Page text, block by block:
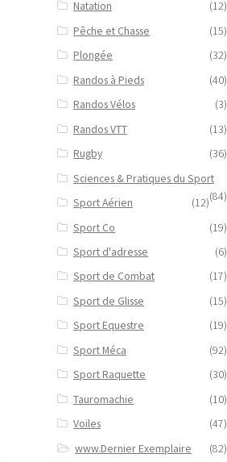
Natation
(12)
Pêche et Chasse
(15)
Plongée
(32)
Randos à Pieds
(40)
Randos Vélos
(3)
Randos VTT
(13)
Rugby
(36)
Sciences & Pratiques du Sport
(84)
Sport Aérien
(12)
Sport Co
(19)
Sport d'adresse
(6)
Sport de Combat
(17)
Sport de Glisse
(15)
Sport Equestre
(19)
Sport Méca
(92)
Sport Raquette
(30)
Tauromachie
(10)
Voiles
(47)
www.Dernier Exemplaire
(82)